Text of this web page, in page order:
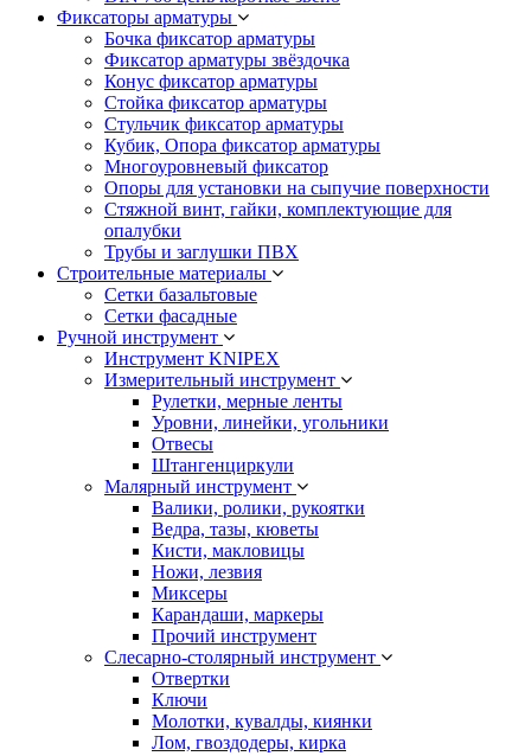
Фиксаторы арматуры
Бочка фиксатор арматуры
Фиксатор арматуры звёздочка
Конус фиксатор арматуры
Стойка фиксатор арматуры
Стульчик фиксатор арматуры
Кубик, Опора фиксатор арматуры
Многоуровневый фиксатор
Опоры для установки на сыпучие поверхности
Стяжной винт, гайки, комплектующие для
опалубки
Трубы и заглушки ПВХ
Строительные материалы
Сетки базальтовые
Сетки фасадные
Ручной инструмент
Инструмент KNIPEX
Измерительный инструмент
Рулетки, мерные ленты
Уровни, линейки, угольники
Отвесы
Штангенциркули
Малярный инструмент
Валики, ролики, рукоятки
Ведра, тазы, кюветы
Кисти, макловицы
Ножи, лезвия
Миксеры
Карандаши, маркеры
Прочий инструмент
Слесарно-столярный инструмент
Отвертки
Ключи
Молотки, кувалды, киянки
Лом, гвоздодеры, кирка